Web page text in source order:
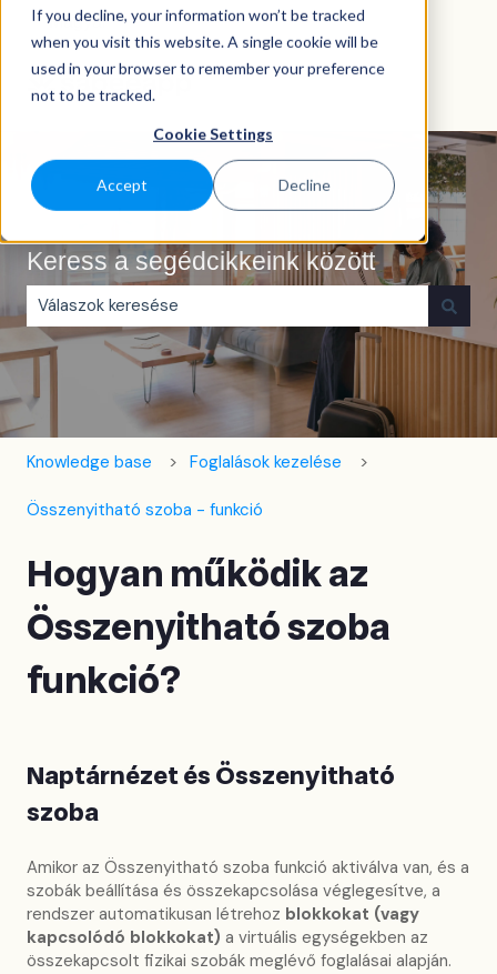
If you decline, your information won’t be tracked
when you visit this website. A single cookie will be
used in your browser to remember your preference
not to be tracked.
Cookie Settings
Accept Decline
MagyarAlmenü megjelenítése fordításokhoz
Keress a segédcikkeink között
Nincs javaslat, mert üres a keresőmező.
Knowledge base Foglalások kezelése
Összenyitható szoba - funkció
Hogyan működik az
Összenyitható szoba
funkció?
Naptárnézet és Összenyitható
szoba
Amikor az Összenyitható szoba funkció aktiválva van, és a
szobák beállítása és összekapcsolása véglegesítve, a
rendszer automatikusan létrehoz blokkokat (vagy
kapcsolódó blokkokat) a virtuális egységekben az
összekapcsolt fizikai szobák meglévő foglalásai alapján.